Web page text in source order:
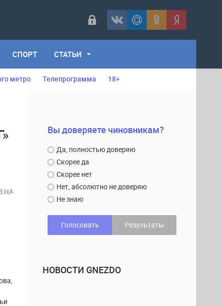
СПОРТ СТАТЬИ
метро Телепрограмма 18+
НА
Вы доверяете чиновникам?
Да, полностью доверяю
Скорее да
Скорее нет
Нет, абсолютно не доверяю
Не знаю
Голосовать Результаты
НОВОСТИ GNEZDO